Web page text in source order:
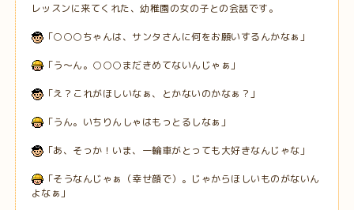
レッスンに来てくれた、幼稚園の女の子との会話です。
「○○○ちゃんは、サンタさんに何をお願いするんかなぁ」
「う～ん。○○○まだきめてないんじゃぁ」
「え？これがほしいなぁ、とかないのかなぁ？」
「うん。いちりんしゃはもっとるしなぁ」
「あ、そっか！いま、一輪車がとっても大好きなんじゃな」
「そうなんじゃぁ（幸せ顔で）。じゃからほしいものがないん
よなぁ」